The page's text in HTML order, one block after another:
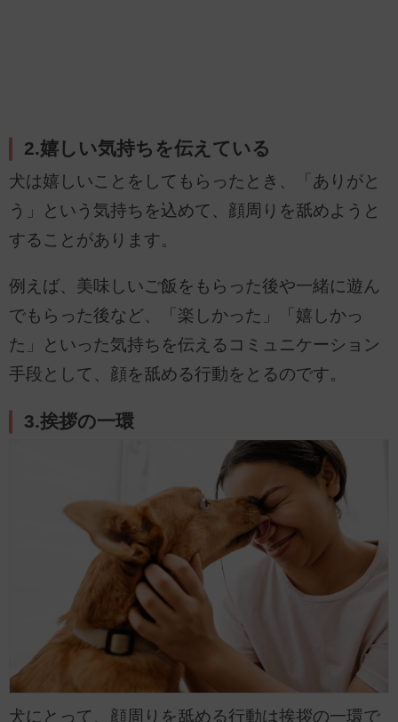
2.嬉しい気持ちを伝えている
犬は嬉しいことをしてもらったとき、「ありがと
う」という気持ちを込めて、顔周りを舐めようと
することがあります。
例えば、美味しいご飯をもらった後や一緒に遊ん
でもらった後など、「楽しかった」「嬉しかっ
た」といった気持ちを伝えるコミュニケーション
手段として、顔を舐める行動をとるのです。
3.挨拶の一環
犬にとって、顔周りを舐める行動は挨拶の一環で